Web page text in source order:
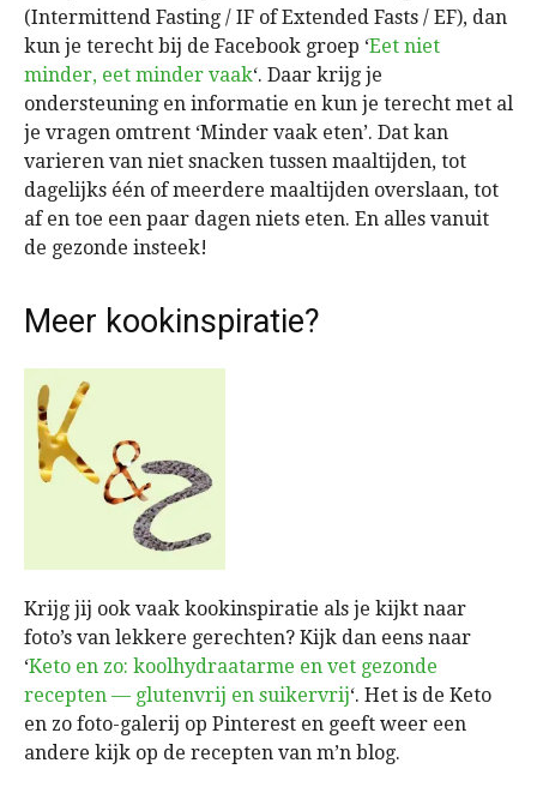
(Intermittend Fasting / IF of Extended Fasts / EF), dan
kun je terecht bij de Facebook groep ‘Eet niet
minder, eet minder vaak‘. Daar krijg je
ondersteuning en informatie en kun je terecht met al
je vragen omtrent ‘Minder vaak eten’. Dat kan
varieren van niet snacken tussen maaltijden, tot
dagelijks één of meerdere maaltijden overslaan, tot
af en toe een paar dagen niets eten. En alles vanuit
de gezonde insteek!
Meer kookinspiratie?
Krijg jij ook vaak kookinspiratie als je kijkt naar
foto’s van lekkere gerechten? Kijk dan eens naar
‘Keto en zo: koolhydraatarme en vet gezonde
recepten — glutenvrij en suikervrij‘. Het is de Keto
en zo foto-galerij op Pinterest en geeft weer een
andere kijk op de recepten van m’n blog.